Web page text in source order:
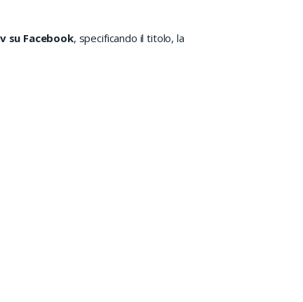
su Facebook, specificando il titolo, la